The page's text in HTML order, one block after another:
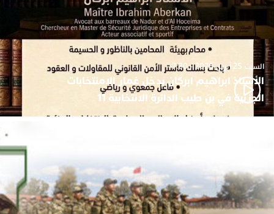
السبت 25 أبريل 2026 - 7:30
الأستاذ ابراهيم ابركان يدخل غمار الامنتخابات
الجزئية في بن طيب الدائرة الانتخابية 11